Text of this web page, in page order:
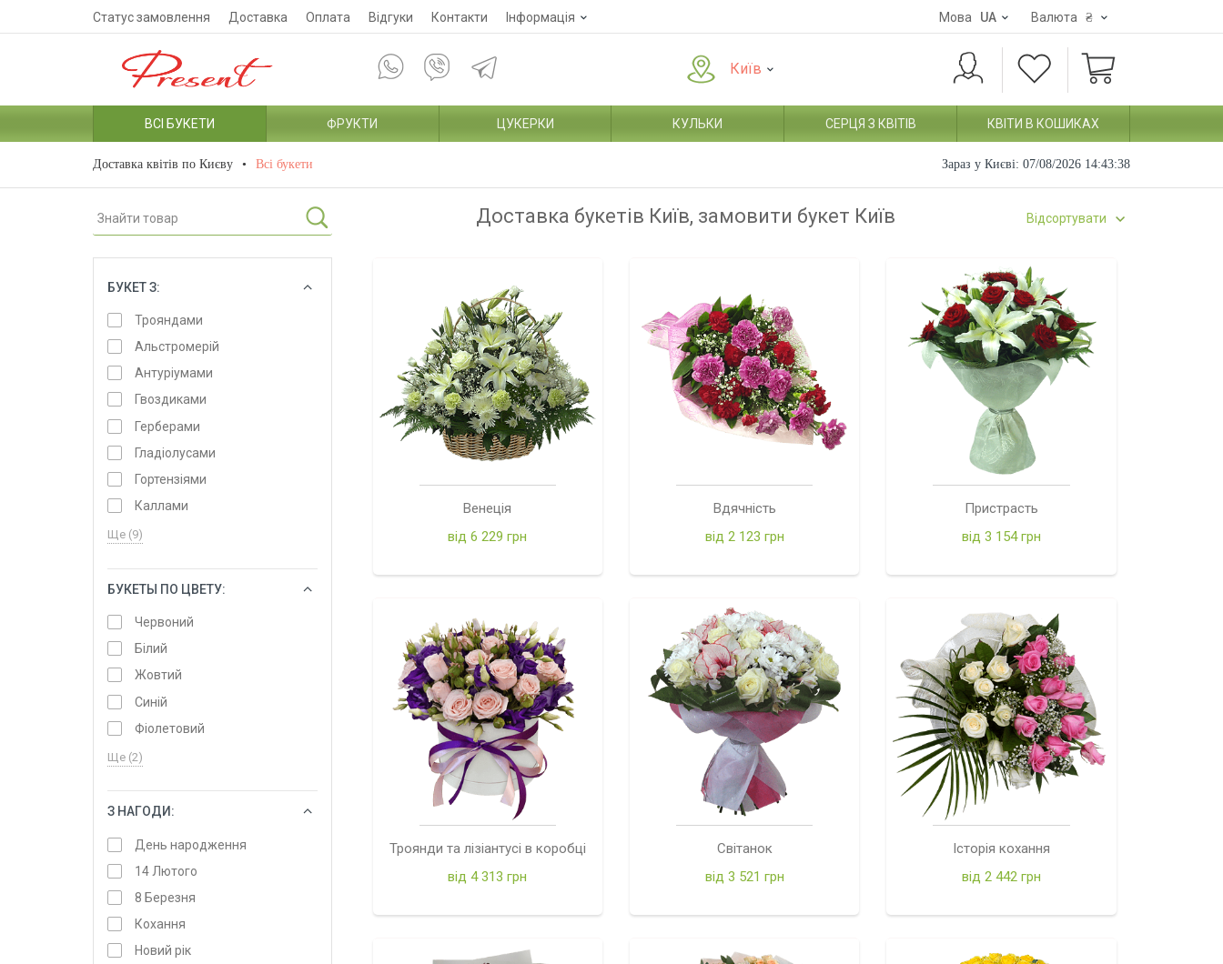
Статус замовлення Доставка Оплата Відгуки Контакти Інформація Мова UA Валюта ₴
Київ
ВСІ БУКЕТИ ФРУКТИ ЦУКЕРКИ КУЛЬКИ СЕРЦЯ З КВІТІВ КВІТИ В КОШИКАХ
Доставка квітів по Києву Всі букети Зараз у Києві: 07/08/2026 14:43:39
БУКЕТ З:
Трояндами
Альстромерій
Антуріумами
Гвоздиками
Герберами
Гладіолусами
Гортензіями
Каллами
Ще (9)
БУКЕТЫ ПО ЦВЕТУ:
Червоний
Білий
Жовтий
Синій
Фіолетовий
Ще (2)
З НАГОДИ:
День народження
14 Лютого
8 Березня
Кохання
Новий рік
Доставка букетів Київ, замовити букет Київ Відсортувати
Венеція
від 6 229 грн
Вдячність
від 2 123 грн
Пристрасть
від 3 154 грн
Троянди та лізіантусі в коробці
від 4 313 грн
Світанок
від 3 521 грн
Історія кохання
від 2 442 грн